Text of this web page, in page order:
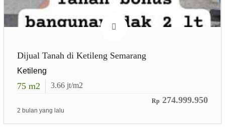
Dijual Tanah di Ketileng Semarang
Ketileng
75 m2 3.66 jt/m2
Rp 274.999.950
2 bulan yang lalu